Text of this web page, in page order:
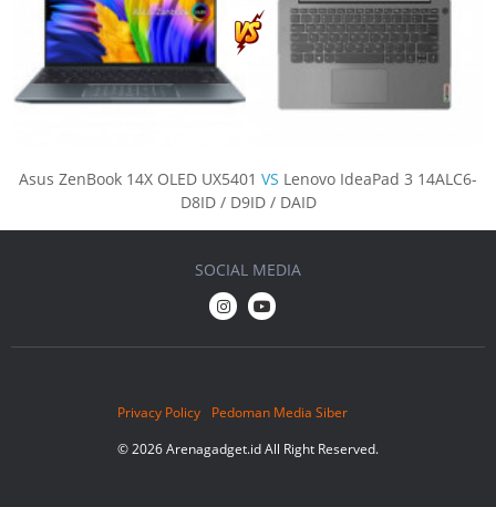
Asus ZenBook 14X OLED UX5401 VS Lenovo IdeaPad 3 14ALC6-
D8ID / D9ID / DAID
Privacy Policy
Pedoman Media Siber
© 2026 Arenagadget.id All Right Reserved.
SOCIAL MEDIA